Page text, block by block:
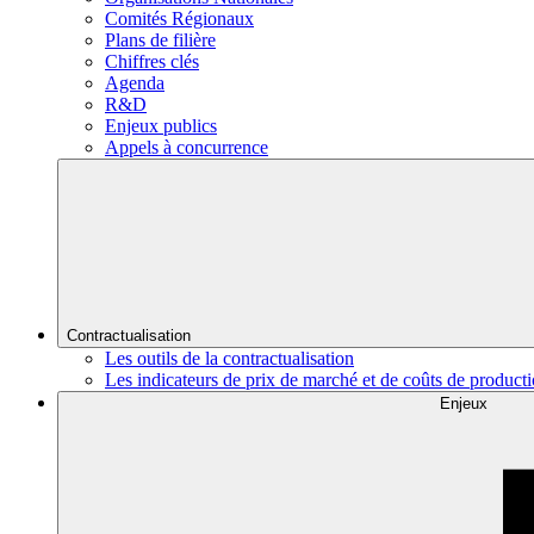
Comités Régionaux
Plans de filière
Chiffres clés
Agenda
R&D
Enjeux publics
Appels à concurrence
Contractualisation
Les outils de la contractualisation
Les indicateurs de prix de marché et de coûts de
Enjeux